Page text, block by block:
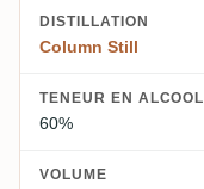
DISTILLATION
Column Still
TENEUR EN ALCOOL
60%
VOLUME